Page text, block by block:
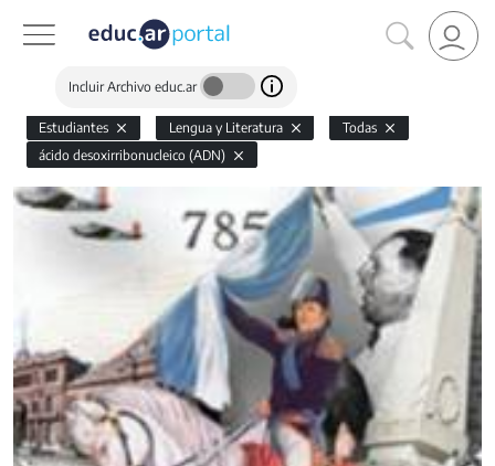
Incluir Archivo educ.ar
Estudiantes Lengua y Literatura
Todas
ácido desoxirribonucleico (ADN)